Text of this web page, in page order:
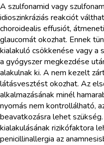
A szulfonamid vagy
idioszinkráziás reakciót
choroidealis effusiót,
glaucomát okozhat. Ennek
kialakuló csökkenése vagy a
a gyógyszer megkezdése
alakulnak ki. A nem kezelt
látásvesztést okozhat. Az
alkalmazásának minél
nyomás nem kontrollálható,
beavatkozásra lehet
kialakulásának rizikófaktora
penicillinallergia az